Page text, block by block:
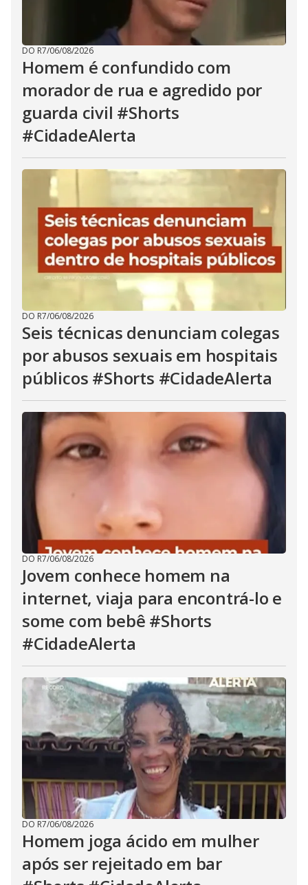
DO R7/06/08/2026
Homem é confundido com
morador de rua e agredido por
guarda civil #Shorts
#CidadeAlerta
DO R7/06/08/2026
Seis técnicas denunciam colegas
por abusos sexuais em hospitais
públicos #Shorts #CidadeAlerta
DO R7/06/08/2026
Jovem conhece homem na
internet, viaja para encontrá-lo e
some com bebê #Shorts
#CidadeAlerta
DO R7/06/08/2026
Homem joga ácido em mulher
após ser rejeitado em bar